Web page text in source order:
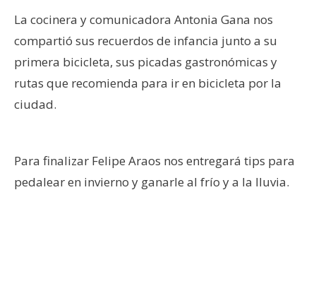
La cocinera y comunicadora Antonia Gana nos
compartió sus recuerdos de infancia junto a su
primera bicicleta, sus picadas gastronómicas y
rutas que recomienda para ir en bicicleta por la
ciudad.
Para finalizar Felipe Araos nos entregará tips para
pedalear en invierno y ganarle al frío y a la lluvia.